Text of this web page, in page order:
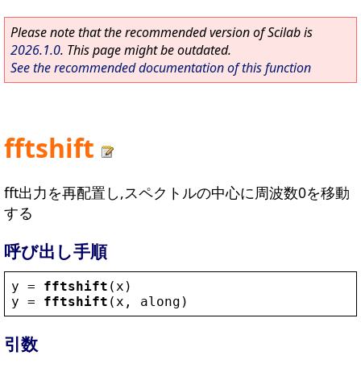
Please note that the recommended version of Scilab is
2026.1.0. This page might be outdated.
See the recommended documentation of this function
fftshift
fft出力を再配置し,スペクトルの中心に周波数0を移動
する
呼び出し手順
y = fftshift ( x )
y = fftshift ( x , along )
引数